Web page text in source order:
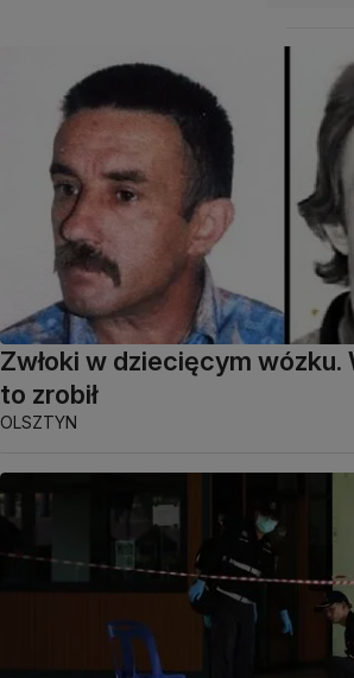
Zwłoki w dziecięcym wózku.
to zrobił
OLSZTYN